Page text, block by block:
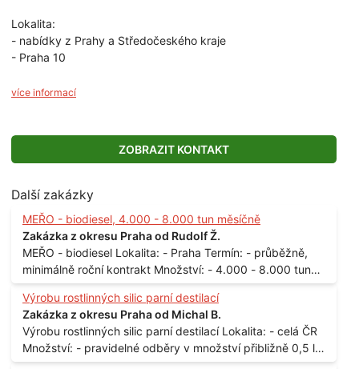
Lokalita:
- nabídky z Prahy a Středočeského kraje
- Praha 10
více informací
ZOBRAZIT KONTAKT
Další zakázky
MEŘO - biodiesel, 4.000 - 8.000 tun měsíčně
Zakázka z okresu Praha od Rudolf Ž.
MEŘO - biodiesel Lokalita: - Praha Termín: - průběžně,
minimálně roční kontrakt Množství: - 4.000 - 8.000 tun
měsíčně
Výrobu rostlinných silic parní destilací
Zakázka z okresu Praha od Michal B.
Výrobu rostlinných silic parní destilací Lokalita: - celá ČR
Množství: - pravidelné odběry v množství přibližně 0,5 l
až 1 l